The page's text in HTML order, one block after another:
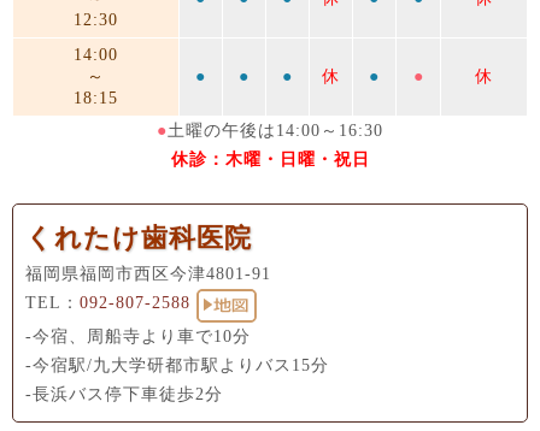
12:30
14:00
～
18:15
● ● ● 休 ● ● 休
●土曜の午後は14:00～16:30
休診：木曜・日曜・祝日
くれたけ歯科医院
福岡県福岡市西区今津4801-91
TEL： 092-807-2588
-今宿、周船寺より車で10分
-今宿駅/九大学研都市駅よりバス15分
-長浜バス停下車徒歩2分